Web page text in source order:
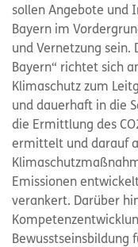
sollen Angebote und
Bayern im
und Vernetzung sein.
Bayern“ richtet sich
Klimaschutz zum
und dauerhaft in die
die Ermittlung des
ermittelt und darauf
Emissionen
verankert. Darüber
Bewusstseinsbildung